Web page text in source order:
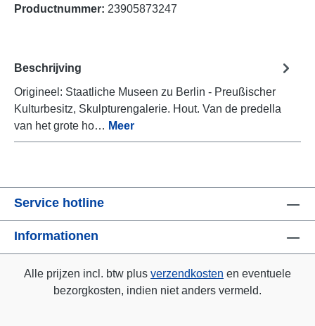
Productnummer: 23905873247
Beschrijving
Origineel: Staatliche Museen zu Berlin - Preußischer
Kulturbesitz, Skulpturengalerie. Hout. Van de predella
van het grote ho… Meer
Service hotline
Informationen
Alle prijzen incl. btw plus verzendkosten en eventuele
bezorgkosten, indien niet anders vermeld.